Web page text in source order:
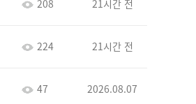
208 21시간 전
224 21시간 전
47 2026.08.07